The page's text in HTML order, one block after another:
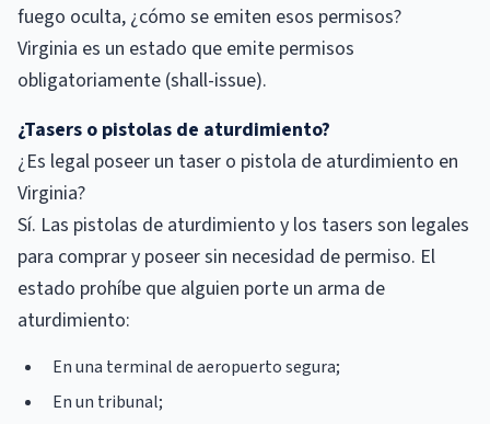
fuego oculta, ¿cómo se emiten esos permisos?
Virginia es un estado que emite permisos
obligatoriamente (shall-issue).
¿Tasers o pistolas de aturdimiento?
¿Es legal poseer un taser o pistola de aturdimiento en
Virginia?
Sí. Las pistolas de aturdimiento y los tasers son legales
para comprar y poseer sin necesidad de permiso. El
estado prohíbe que alguien porte un arma de
aturdimiento:
En una terminal de aeropuerto segura;
En un tribunal;